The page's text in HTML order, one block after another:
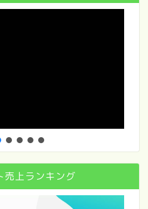
売上ランキング